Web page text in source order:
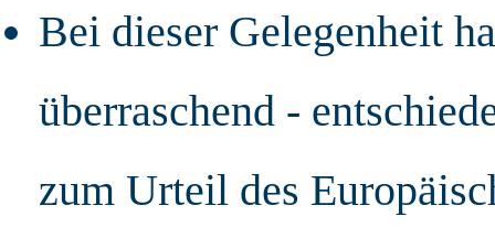
Bei dieser Gelegenheit
überraschend -
zum Urteil des